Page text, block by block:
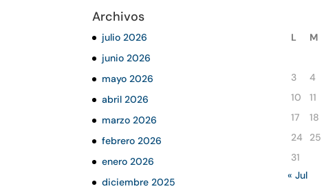
Archivos
julio 2026
junio 2026
mayo 2026
abril 2026
marzo 2026
febrero 2026
enero 2026
diciembre 2025
L M
3
4
10
11
17
18
24
25
31
« Jul